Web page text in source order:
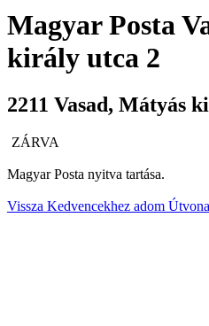
Magyar Posta
király utca 2
2211 Vasad, Mátyás
ZÁRVA
Magyar Posta nyitva tartása.
Vissza Kedvencekhez adom